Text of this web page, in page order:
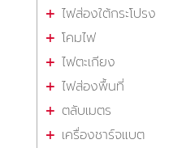
ไฟส่องใต้กระโปรง
โคมไฟ
ไฟตะเกียง
ไฟส่องพื้นที่
ตลับเมตร
เครื่องชาร์จแบต